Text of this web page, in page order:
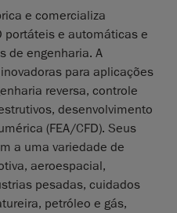
e comercializa
e automáticas e
de engenharia. A
para aplicações
reversa, controle
desenvolvimento
(FEA/CFD). Seus
a uma variedade de
aeroespacial,
pesadas, cuidados
petróleo e gás,